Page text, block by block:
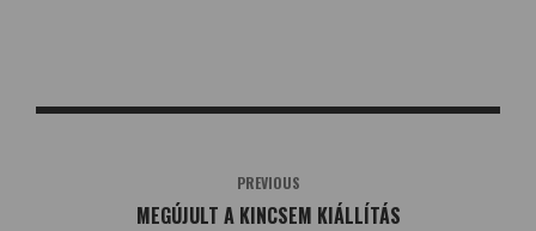
PREVIOUS
MEGÚJULT A KINCSEM KIÁLLÍTÁS